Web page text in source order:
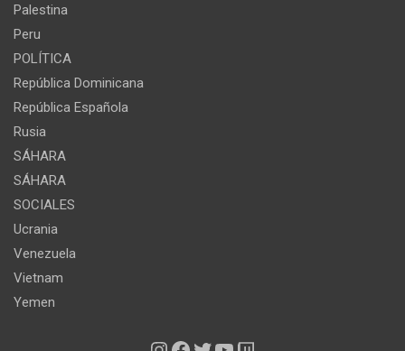
Palestina
Peru
POLÍTICA
República Dominicana
República Española
Rusia
SÁHARA
SÁHARA
SOCIALES
Ucrania
Venezuela
Vietnam
Yemen